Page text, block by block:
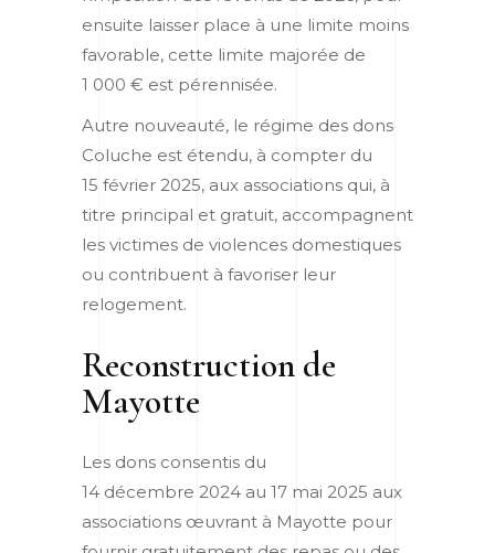
ensuite laisser place à une limite moins
favorable, cette limite majorée de
1 000 € est pérennisée.
Autre nouveauté, le régime des dons
Coluche est étendu, à compter du
15 février 2025, aux associations qui, à
titre principal et gratuit, accompagnent
les victimes de violences domestiques
ou contribuent à favoriser leur
relogement.
Reconstruction de
Mayotte
Les dons consentis du
14 décembre 2024 au 17 mai 2025 aux
associations œuvrant à Mayotte pour